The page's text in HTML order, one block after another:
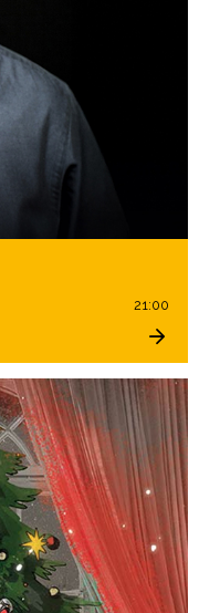
21:00